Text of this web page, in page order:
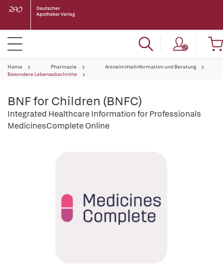
Home Pharmazie
Arzneimittelinformation und Beratung
Besondere Lebensabschnitte
BNF for Children (BNFC)
Integrated Healthcare Information for Professionals
MedicinesComplete Online